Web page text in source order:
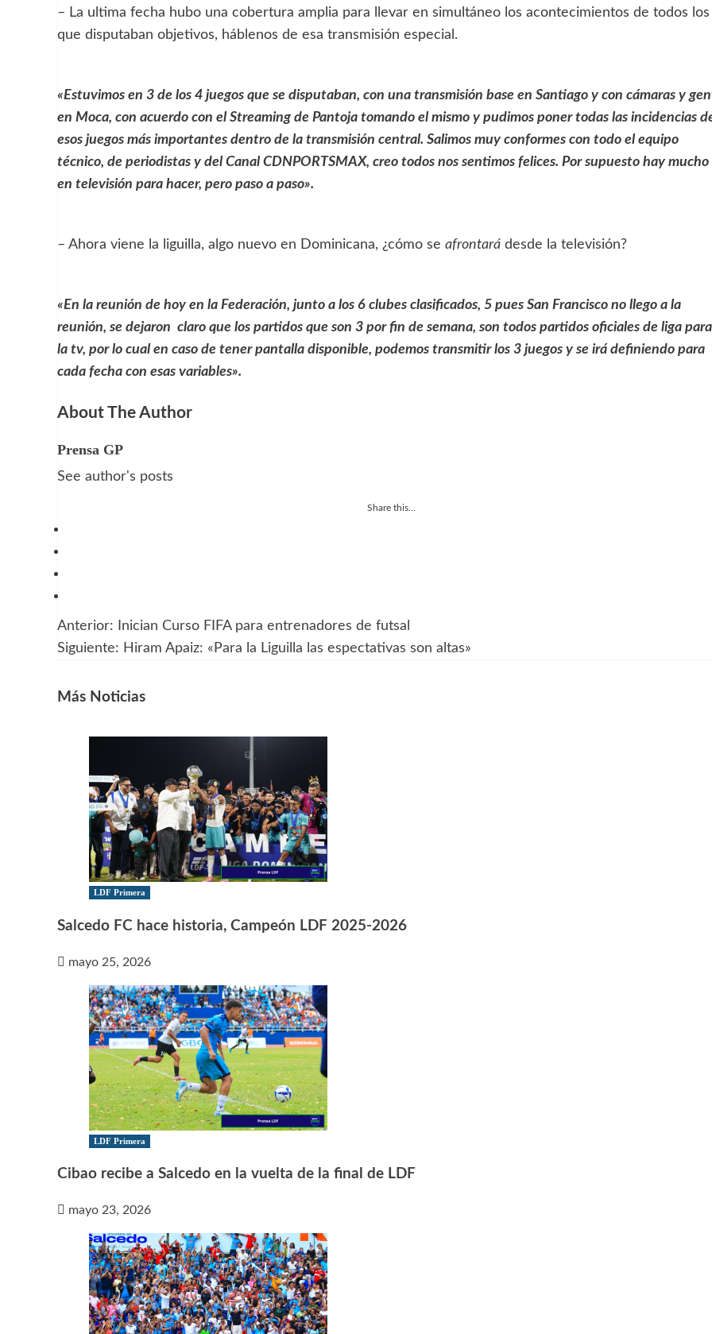
– La ultima fecha hubo una cobertura amplia para llevar en simultáneo los acontecimientos de todos los
que disputaban objetivos, háblenos de esa transmisión especial.
«Estuvimos en 3 de los 4 juegos que se disputaban, con una transmisión base en Santiago y con cámaras y
en Moca, con acuerdo con el Streaming de Pantoja tomando el mismo y pudimos poner todas las incidencias
esos juegos más importantes dentro de la transmisión central. Salimos muy conformes con todo el equipo
técnico, de periodistas y del Canal CDNPORTSMAX, creo todos nos sentimos felices. Por supuesto hay mucho
en televisión para hacer, pero paso a paso».
– Ahora viene la liguilla, algo nuevo en Dominicana, ¿cómo se afrontará desde la televisión?
«En la reunión de hoy en la Federación, junto a los 6 clubes clasificados, 5 pues San Francisco no llego a la
reunión, se dejaron claro que los partidos que son 3 por fin de semana, son todos partidos oficiales de liga para
la tv, por lo cual en caso de tener pantalla disponible, podemos transmitir los 3 juegos y se irá definiendo para
cada fecha con esas variables».
About The Author
Prensa GP
See author's posts
Share this...
Navegación
entradas
Anterior:
Inician Curso FIFA para entrenadores de futsal
Siguiente: Hiram Apaiz: «Para la Liguilla las espectativas son altas»
Más Noticias
LDF Primera
Salcedo FC hace historia, Campeón LDF 2025-2026
mayo 25, 2026
LDF Primera
Cibao recibe a Salcedo en la vuelta de la final de LDF
mayo 23, 2026